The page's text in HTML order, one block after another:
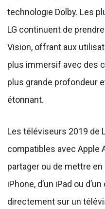
technologie Dolby. Les
LG continuent de
Vision, offrant aux
plus immersif avec des
plus grande profondeur
étonnant.
Les téléviseurs 2019 de
compatibles avec Apple
partager ou de mettre en
iPhone, d’un iPad ou
directement sur un